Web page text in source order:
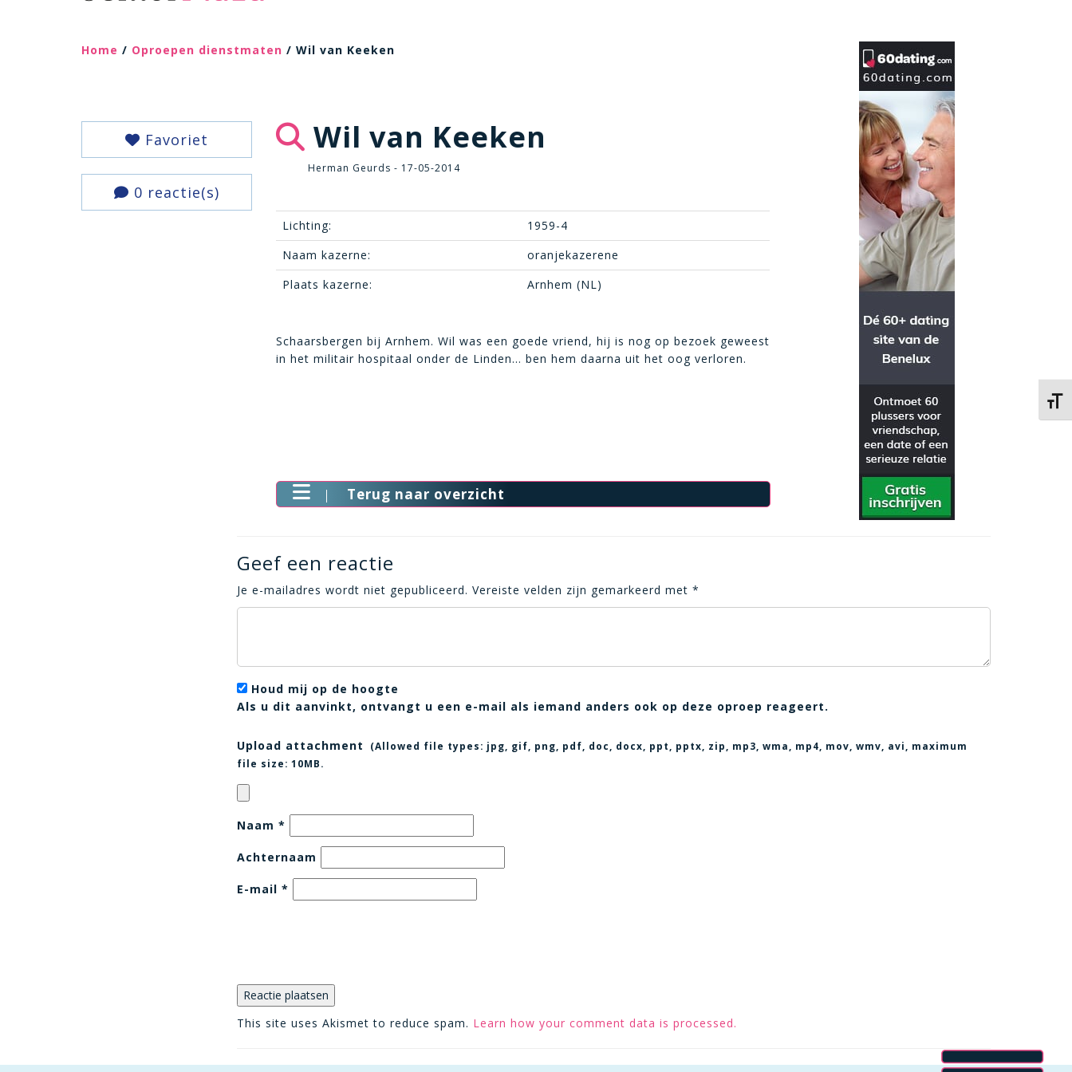
Home / Oproepen dienstmaten / Wil van Keeken
Favoriet
0 reactie(s)
Wil van Keeken
Herman Geurds - 17-05-2014
Lichting:
1959-4
Naam kazerne:
oranjekazerene
Plaats kazerne:
Arnhem (NL)
Schaarsbergen bij Arnhem. Wil was een goede vriend, hij is nog op bezoek geweest
in het militair hospitaal onder de Linden… ben hem daarna uit het oog verloren.
Terug naar overzicht
Geef een reactie
Je e-mailadres wordt niet gepubliceerd. Vereiste velden zijn gemarkeerd met *
Houd mij op de hoogte
Als u dit aanvinkt, ontvangt u een e-mail als iemand anders ook op deze oproep reageert.
Upload attachment (Allowed file types: jpg, gif, png, pdf, doc, docx, ppt, pptx, zip, mp3, wma, mp4, mov, wmv, avi
, maximum
file size: 10MB.
Naam *
Achternaam
E-mail *
This site uses Akismet to reduce spam. Learn how your comment data is processed.